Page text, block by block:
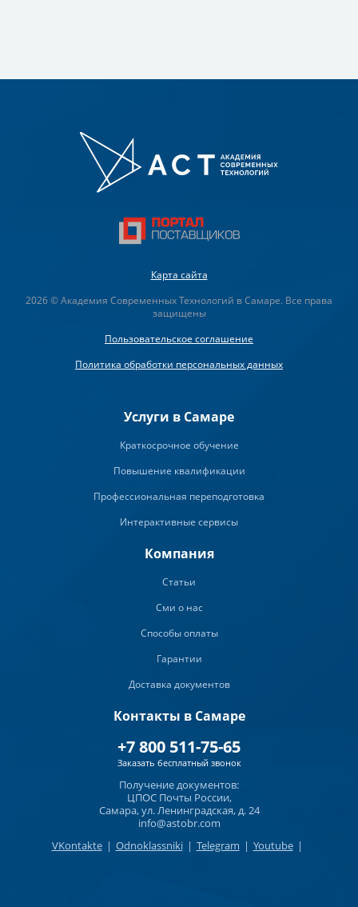
Карта сайта
2026 © Академия Современных Технологий в Самаре. Все права
защищены
Пользовательское соглашение
Политика обработки персональных данных
Услуги в Самаре
Краткосрочное обучение
Повышение квалификации
Профессиональная переподготовка
Интерактивные сервисы
Компания
Статьи
Сми о нас
Способы оплаты
Гарантии
Доставка документов
Контакты в Самаре
+7 800 511-75-65
Заказать бесплатный звонок
Получение документов:
ЦПОС Почты России,
Самара, ул. Ленинградская, д. 24
info@astobr.com
VKontakte | Odnoklassniki | Telegram | Youtube |